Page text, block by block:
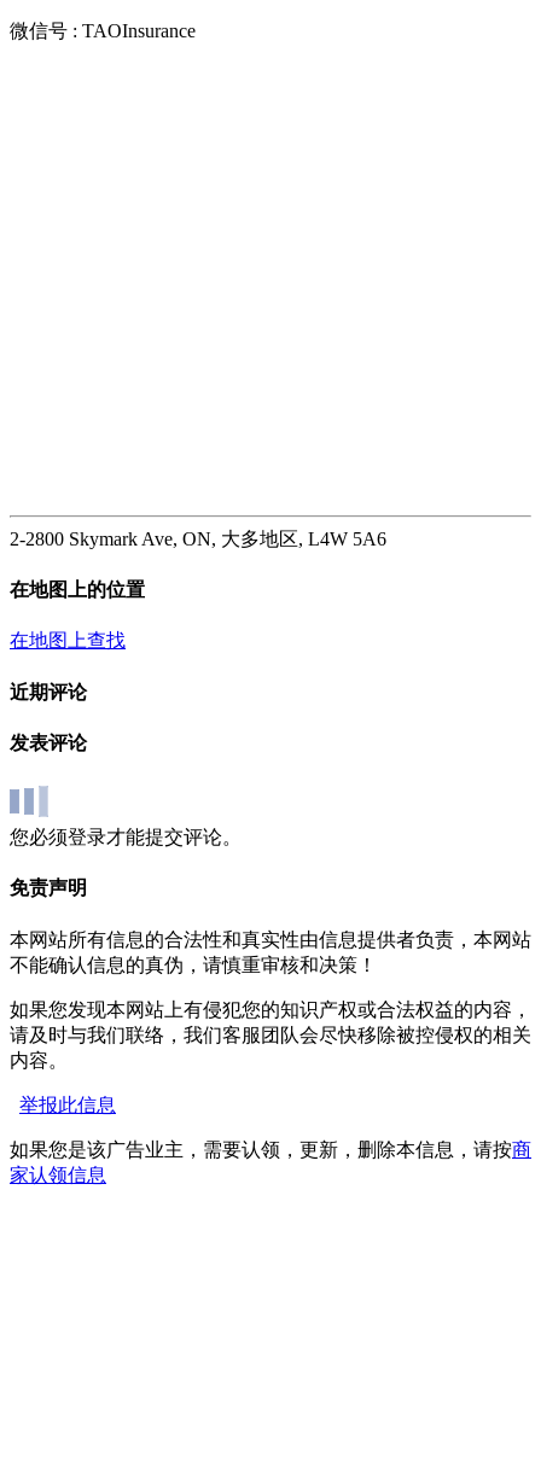
微信号 : TAOInsurance
2-2800 Skymark Ave, ON, 大多地区, L4W 5A6
在地图上的位置
在地图上查找
近期评论
发表评论
您必须登录才能提交评论。
免责声明
本网站所有信息的合法性和真实性由信息提供者负责，本网站
不能确认信息的真伪，请慎重审核和决策！
如果您发现本网站上有侵犯您的知识产权或合法权益的内容，
请及时与我们联络，我们客服团队会尽快移除被控侵权的相关
内容。
举报此信息
如果您是该广告业主，需要认领，更新，删除本信息，请按商
家认领信息